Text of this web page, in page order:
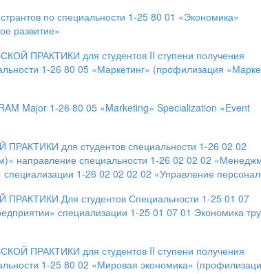
по специальности 1-25 80 01 «Экономика»
развитие»
ПРАКТИКИ для студентов II ступени получения
1-26 80 05 «Маркетинг» (профилизация
Major 1-26 80 05 «Marketing» Specialization «Event
для студентов специальности 1-26 02 02
направление специальности 1-26 02 02 02
1-26 02 02 02 02 «Управление
Для студентов Специальности 1-25 01 07
специализации 1-25 01 07 01 Экономика
ПРАКТИКИ для студентов II ступени получения
1-25 80 02 «Мировая экономика»